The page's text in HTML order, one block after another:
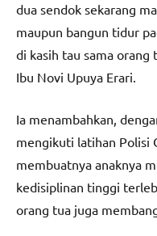
dua sendok sekarang
maupun bangun tidur
di kasih tau sama orang
Ibu Novi Upuya Erari.
Ia menambahkan,
mengikuti latihan Polisi
membuatnya anaknya
kedisiplinan tinggi
orang tua juga